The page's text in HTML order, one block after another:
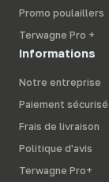
Promo poulaillers
Terwagne Pro +
Informations
Notre entreprise
Paiement sécurisé
Frais de livraison
Politique d'avis
Terwagne Pro+